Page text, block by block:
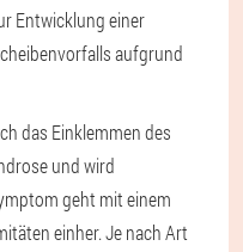
Entwicklung einer
aufgrund
das Einklemmen des
und wird
geht mit einem
einher. Je nach Art